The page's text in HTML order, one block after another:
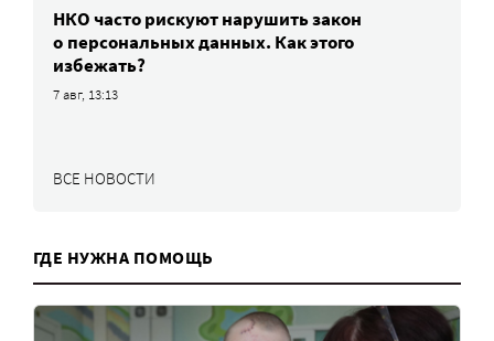
НКО часто рискуют нарушить закон
о персональных данных. Как этого
избежать?
7 авг, 13:13
ВСЕ НОВОСТИ
ГДЕ НУЖНА ПОМОЩЬ